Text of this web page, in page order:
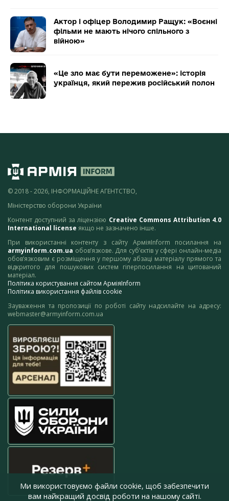
Актор і офіцер Володимир Ращук: «Воєнні
фільми не мають нічого спільного з
війною»
«Це зло має бути переможене»: історія
українця, який пережив російський полон
© 2018 - 2026, ІНФОРМАЦІЙНЕ АГЕНТСТВО,
Міністерство оборони України
Контент доступний за ліцензією Creative Commons Attribution 4.0
International license якщо не зазначено інше.
При використанні контенту з сайту АрміяInform посилання на
armyinform.com.ua обов’язкове. Для суб’єктів у сфері онлайн-медіа
обов’язковим є розміщення у першому абзаці матеріалу прямого та
відкритого для пошукових систем гіперпосилання на цитований
матеріал.
Політика користування сайтом АрміяInform
Політика використання файлів cookie
Зауваження та пропозиції по роботі сайту надсилайте на адресу:
webmaster@armyinform.com.ua
Ми використовуємо файли cookie, щоб забезпечити
вам найкращий досвід роботи на нашому сайті.